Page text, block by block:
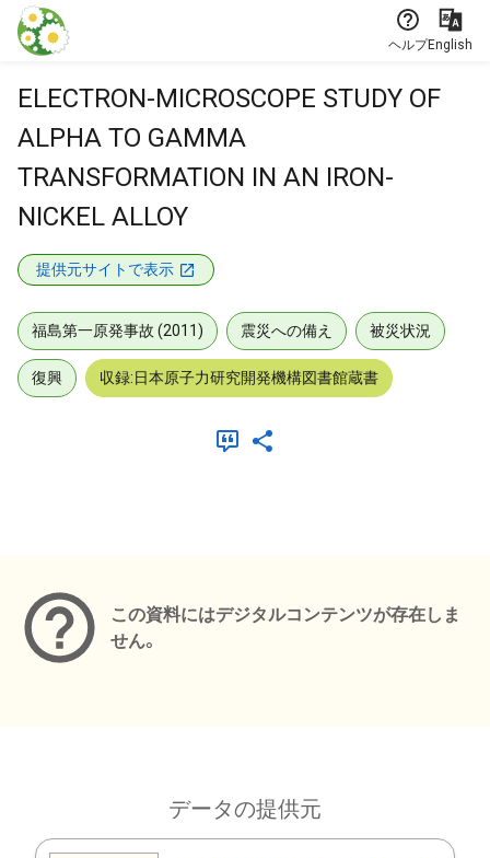
本文に飛ぶ
ヘルプEnglish
ELECTRON-MICROSCOPE STUDY OF
ALPHA TO GAMMA
TRANSFORMATION IN AN IRON-
NICKEL ALLOY
提供元サイトで表示
福島第一原発事故 (2011) 震災への備え 被災状況
復興 収録:日本原子力研究開発機構図書館蔵書
この資料にはデジタルコンテンツが存在しま
せん。
データの提供元